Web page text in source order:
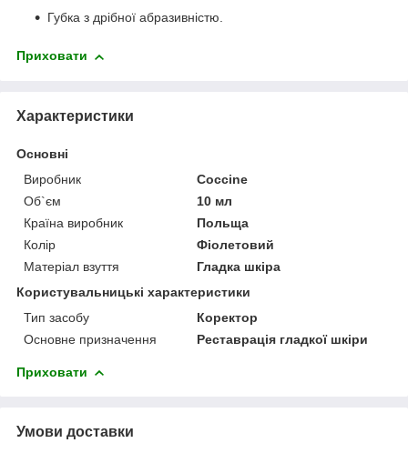
Губка з дрібної абразивністю.
Приховати
Характеристики
Основні
Виробник
Coccine
Об`єм
10 мл
Країна виробник
Польща
Колір
Фіолетовий
Матеріал взуття
Гладка шкіра
Користувальницькі характеристики
Тип засобу
Коректор
Основне призначення
Реставрація гладкої шкіри
Приховати
Умови доставки